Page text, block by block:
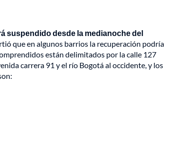
suspendido desde la medianoche del
que en algunos barrios la recuperación podría
están delimitados por la calle 127
carrera 91 y el río Bogotá al occidente, y los